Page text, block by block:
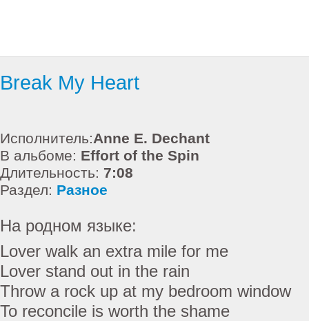
Break My Heart
Исполнитель:Anne E. Dechant
В альбоме: Effort of the Spin
Длительность: 7:08
Раздел: Разное
На родном языке:
Lover walk an extra mile for me
Lover stand out in the rain
Throw a rock up at my bedroom window
To reconcile is worth the shame